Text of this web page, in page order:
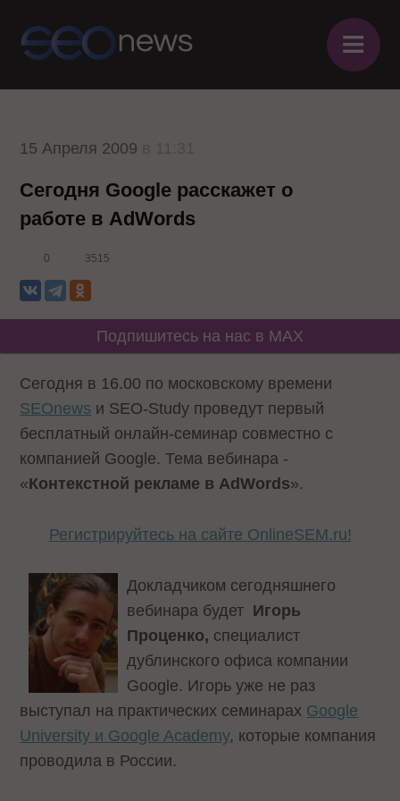
≡
15 Апреля 2009
Сегодня Google расскажет о
работе в AdWords
0 3515
Подпишитесь на нас в MAX
Сегодня в 16.00 по московскому времени
SEOnews и SEO-Study проведут первый
бесплатный онлайн-семинар совместно с
компанией Google. Тема вебинара -
«Контекстной рекламе в AdWords».
Регистрируйтесь на сайте OnlineSEM.ru!
Докладчиком сегодняшнего
вебинара будет Игорь
Проценко, специалист
дублинского офиса компании
Google. Игорь уже не раз
выступал на практических семинарах Google
University и Google Academy, которые компания
проводила в России.